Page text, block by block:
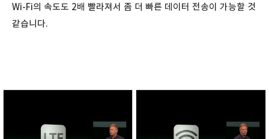
Wi-Fi의 속도도 2배 빨라져서 좀 더 빠른 데이터 전송이 가능할 것
같습니다.